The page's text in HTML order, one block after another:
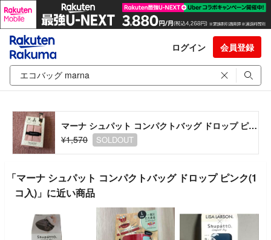
ログイン 会員登録
マーナ シュパット コンパクトバッグ ドロップ ピンク(1コ入)
¥1,570
SOLDOUT
「マーナ シュパット コンパクトバッグ ドロップ ピンク(1
コ入)」に近い商品